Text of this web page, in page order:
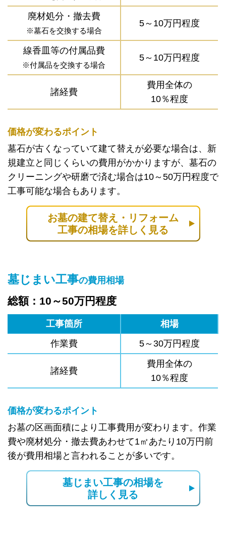
廃材処分・撤去費
※墓石を交換する場合
5～10万円程度
線香皿等の付属品費
※付属品を交換する場合
5～10万円程度
諸経費
費用全体の
10％程度
価格が変わるポイント
墓石が古くなっていて建て替えが必要な場合は、新
規建立と同じくらいの費用がかかりますが、墓石の
クリーニングや研磨で済む場合は10～50万円程度で
工事可能な場合もあります。
お墓の建て替え・リフォーム
工事の相場を詳しく見る
墓じまい工事の費用相場
総額：10～50万円程度
工事箇所
相場
作業費
5～30万円程度
諸経費
費用全体の
10％程度
価格が変わるポイント
お墓の区画面積により工事費用が変わります。作業
費や廃材処分・撤去費あわせて1㎡あたり10万円前
後が費用相場と言われることが多いです。
墓じまい工事の相場を
詳しく見る